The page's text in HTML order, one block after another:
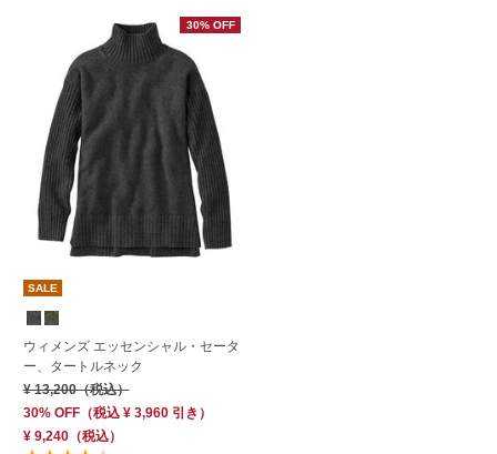
30% OFF
SALE
ウィメンズ エッセンシャル・セータ
ー、タートルネック
¥ 13,200（税込）
30% OFF（税込 ¥ 3,960引き）
¥ 9,240（税込）